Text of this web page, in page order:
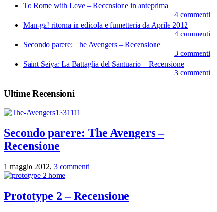
To Rome with Love – Recensione in anteprima
4 commenti
Man-ga! ritorna in edicola e fumetteria da Aprile 2012
4 commenti
Secondo parere: The Avengers – Recensione
3 commenti
Saint Seiya: La Battaglia del Santuario – Recensione
3 commenti
Ultime Recensioni
Secondo parere: The Avengers –
Recensione
1 maggio 2012, 3 commenti
Prototype 2 – Recensione